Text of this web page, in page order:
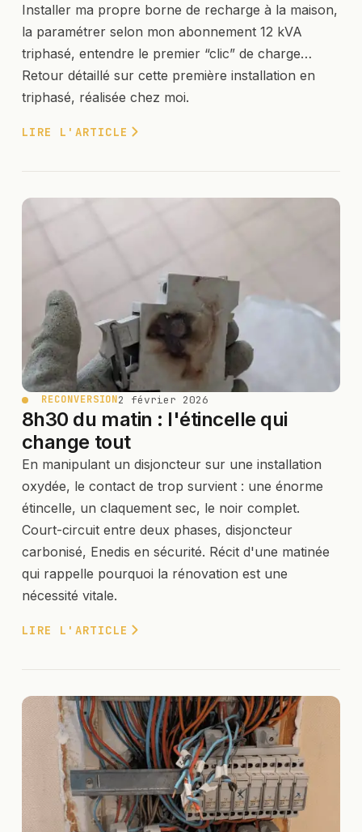
Installer ma propre borne de recharge à la maison,
la paramétrer selon mon abonnement 12 kVA
triphasé, entendre le premier “clic” de charge…
Retour détaillé sur cette première installation en
triphasé, réalisée chez moi.
LIRE L'ARTICLE
RECONVERSION2 février 2026
8h30 du matin : l'étincelle qui
change tout
En manipulant un disjoncteur sur une installation
oxydée, le contact de trop survient : une énorme
étincelle, un claquement sec, le noir complet.
Court-circuit entre deux phases, disjoncteur
carbonisé, Enedis en sécurité. Récit d'une matinée
qui rappelle pourquoi la rénovation est une
nécessité vitale.
LIRE L'ARTICLE